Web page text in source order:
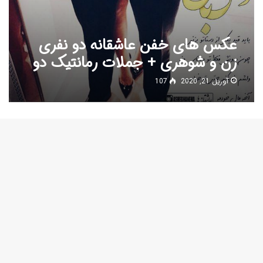
عکس های خفن عاشقانه دو نفری
زن و شوهری + جملات رمانتیک دو
نفره
آوریل 21, 2020 107